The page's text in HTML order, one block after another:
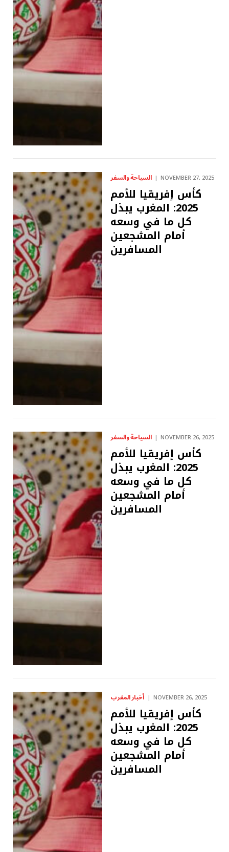
السياحة والسفر NOVEMBER 27, 2025
كأس إفريقيا للأمم
2025: المغرب يبذل
كل ما في وسعه
أمام المشجعين
المسافرين
السياحة والسفر NOVEMBER 26, 2025
كأس إفريقيا للأمم
2025: المغرب يبذل
كل ما في وسعه
أمام المشجعين
المسافرين
أخبار المغرب NOVEMBER 26, 2025
كأس إفريقيا للأمم
2025: المغرب يبذل
كل ما في وسعه
أمام المشجعين
المسافرين